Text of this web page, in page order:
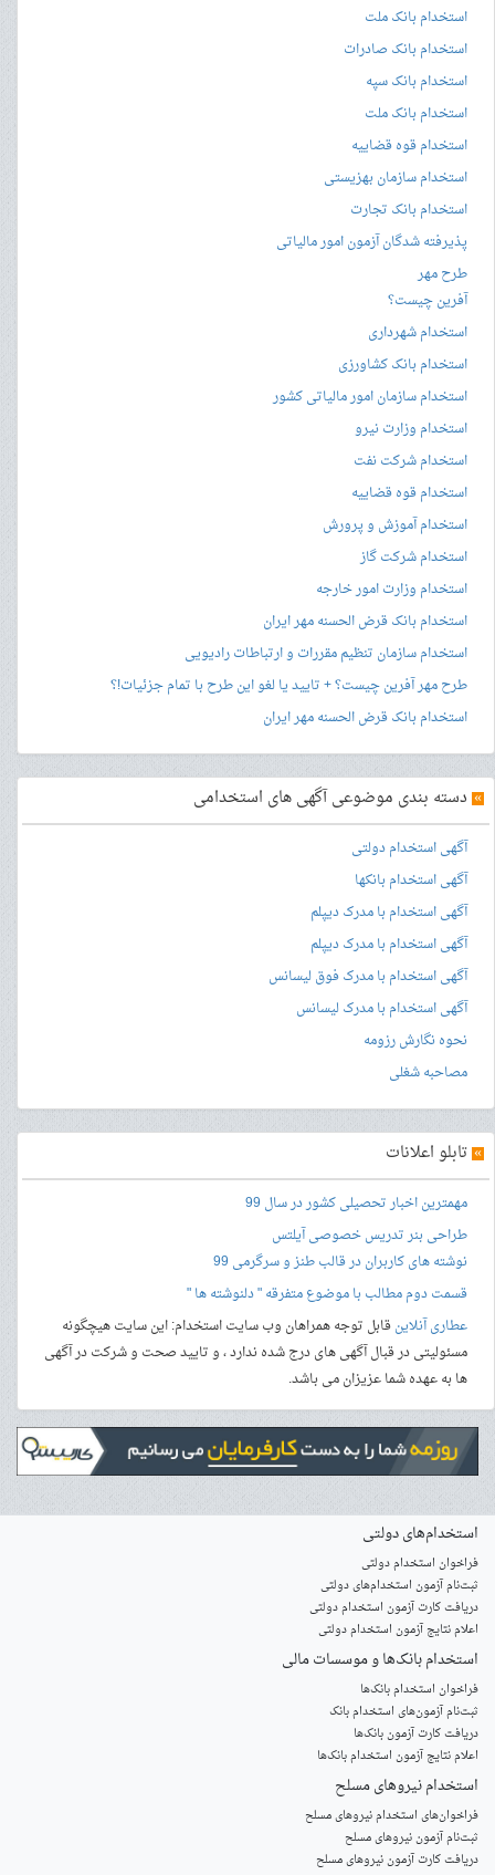
استخدام بانک ملت
استخدام بانک صادرات
استخدام بانک سپه
استخدام بانک ملت
استخدام قوه قضاییه
استخدام سازمان بهزیستی
استخدام بانک تجارت
پذیرفته شدگان آزمون امور مالیاتی
طرح مهر
آفرین چیست؟
استخدام شهرداری
استخدام بانک کشاورزی
استخدام سازمان امور مالیاتی کشور
استخدام وزارت نیرو
استخدام شرکت نفت
استخدام قوه قضاییه
استخدام آموزش و پرورش
استخدام شرکت گاز
استخدام وزارت امور خارجه
استخدام بانک قرض الحسنه مهر ایران
استخدام سازمان تنظیم مقررات و ارتباطات رادیویی
طرح مهر آفرین چیست؟ + تایید یا لغو این طرح با تمام جزئیات!؟
استخدام بانک قرض الحسنه مهر ایران
» دسته بندی موضوعی آگهی های استخدامی
آگهی استخدام دولتی
آگهی استخدام بانکها
آگهی استخدام با مدرک دیپلم
آگهی استخدام با مدرک دیپلم
آگهی استخدام با مدرک فوق لیسانس
آگهی استخدام با مدرک لیسانس
نحوه نگارش رزومه
مصاحبه شغلی
» تابلو اعلانات
مهمترین اخبار تحصیلی کشور در سال 99
طراحی بنرتدریس خصوصی آیلتس
نوشته های کاربران در قالب طنز و سرگرمی 99
قسمت دوم مطالب با موضوع متفرقه " دلنوشته ها "
عطاری آنلاینقابل توجه همراهان وب سایت استخدام: این سایت هیچگونه
مسئولیتی در قبال آگهی های درج شده ندارد ، و تایید صحت و شرکت در آگهی
ها به عهده شما عزیزان می باشد.
استخدام‌های دولتی
فراخوان استخدام دولتی
ثبت‌نام آزمون‌ استخدام‌های دولتی
دریافت کارت آزمون استخدام دولتی
اعلام نتایج آزمون استخدام دولتی
استخدام‌ بانک‌ها و موسسات مالی
فراخوان استخدام بانک‌ها
‌ثبت‌نام آزمون‌های استخدام بانک
دریافت کارت آزمون بانک‌ها
اعلام نتایج آزمون استخدام بانک‌ها
استخدام‌ نیروهای مسلح
‌فراخوان‌های استخدام‌ نیروهای مسلح
ثبت‌نام آزمون نیروهای مسلح
دریافت کارت آزمون نیروهای مسلح